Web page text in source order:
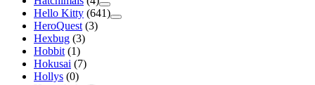
Hello Kitty (641)
HeroQuest (3)
Hexbug (3)
Hobbit (1)
Hokusai (7)
Hollys (0)